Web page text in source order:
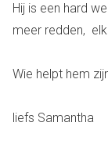
Hij is een hard
meer redden,
Wie helpt hem
liefs Samantha